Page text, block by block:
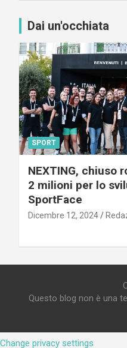
Dai un'occhiata
SPORT
NEXTING, chiuso
2 milioni per lo
SportFace
Dicembre 12, 2024
Questo blog non è una
Change privacy settings